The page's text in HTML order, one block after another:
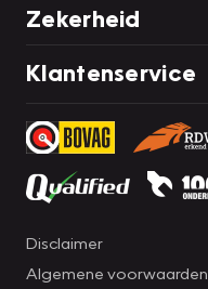
Zekerheid
Klantenservice
Disclaimer
Algemene voorwaarden